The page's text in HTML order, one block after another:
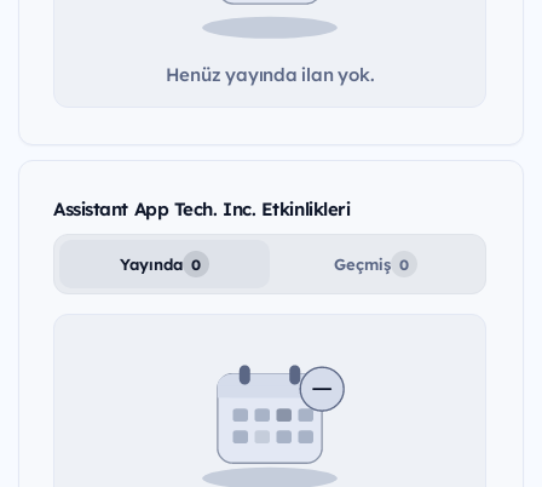
Henüz yayında ilan yok.
Assistant App Tech. Inc. Etkinlikleri
Yayında 0 Geçmiş 0